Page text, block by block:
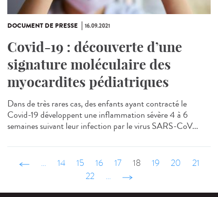
DOCUMENT DE PRESSE 16.09.2021
Covid-19 : découverte d’une
signature moléculaire des
myocardites pédiatriques
Dans de très rares cas, des enfants ayant contracté le
Covid-19 développent une inflammation sévère 4 à 6
semaines suivant leur infection par le virus SARS-CoV...
‹ précédent
… 14 15 16 17 18 19 20
21
22
… suivant ›